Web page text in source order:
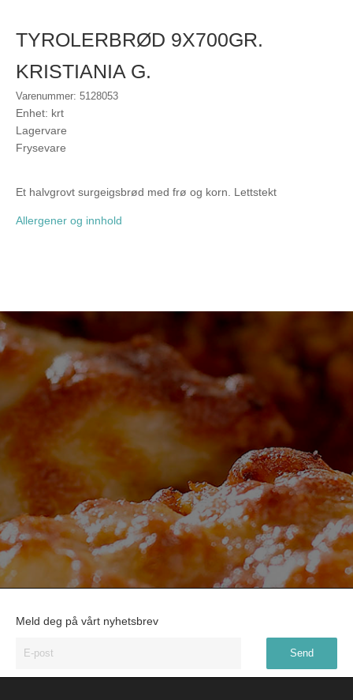
TYROLERBRØD 9X700GR.
KRISTIANIA G.
Varenummer: 5128053
Enhet: krt
Lagervare
Frysevare
Et halvgrovt surgeigsbrød med frø og korn. Lettstekt
Allergener og innhold
Meld deg på vårt nyhetsbrev